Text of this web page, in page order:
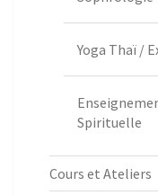
Yoga Thaï /
Spirituelle
Cours et Ateliers